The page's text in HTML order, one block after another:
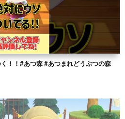
！！#あつ森 #あつまれどうぶつの森